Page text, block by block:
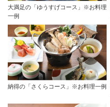
大満足の「ゆうすげコース」※お料理
一例
納得の「さくらコース」※お料理一例